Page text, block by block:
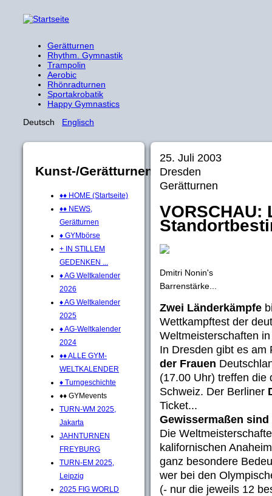
Gerätturnen
Rhythm. Gymnastik
Trampolin
Aerobic
Rhönradturnen
Sportakrobatik
Happy Gymnastics
Deutsch Englisch
Kunst-/Gerätturnen
♦♦ HOME (Startseite)
♦♦ NEWS,
Gerätturnen
♦ GYMbörse
+ IN STILLEM
GEDENKEN ...
♦ AG Weltkalender
2026
♦ AG Weltkalender
2025
♦ AG-Weltkalender
2024
♦♦ ALLE GYM-
WELTKALENDER
♦ Turngeschichte
♦♦ GYMevents
TURN-WM 2025,
Jakarta
JAHNTURNEN
FREYBURG
TURN-EM 2025,
Leipzig
2025 FIG WORLD
25. Juli 2003
Dresden
Gerätturnen
VORSCHAU:
Dmitri Nonin's
Barrenstärke...
Zwei Länderkämpfe
Wettkampftest der
Weltmeisterschaften
In Dresden gibt es
der Frauen
(17.00 Uhr) treffen die
Schweiz. Der Berliner
Ticket...
Gewissermaßen
Die
kalifornischen
ganz besondere
wer bei den
(- nur die jeweils 12